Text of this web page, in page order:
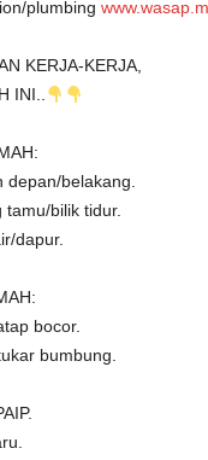
plumbing
KERJA-KERJA,
INI..
depan/belakang.
tamu/bilik tidur.
dapur.
bocor.
bumbung.